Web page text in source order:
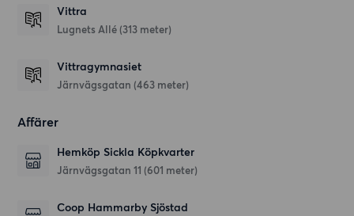
Vittra
Lugnets Allé (313 meter)
Vittragymnasiet
Järnvägsgatan (463 meter)
Affärer
Hemköp Sickla Köpkvarter
Järnvägsgatan 11 (601 meter)
Coop Hammarby Sjöstad